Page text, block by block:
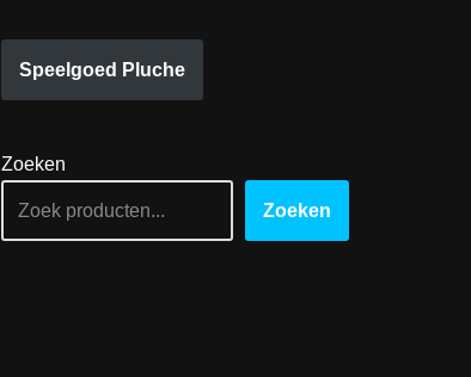
Speelgoed Pluche
Zoeken
Zoeken